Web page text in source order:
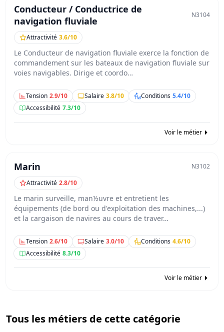
Conducteur / Conductrice de
navigation fluviale
N3104
Attractivité 3.6/10
Le Conducteur de navigation fluviale exerce la fonction de
commandement sur les bateaux de navigation fluviale sur
voies navigables. Dirige et coordo…
Tension 2.9/10 Salaire 3.8/10 Conditions 5.4/10
Accessibilité 7.3/10
Voir le métier
Marin
N3102
Attractivité 2.8/10
Le marin surveille, man½uvre et entretient les
équipements (de bord ou d'exploitation des machines,...)
et la cargaison de navires au cours de traver…
Tension 2.6/10 Salaire 3.0/10 Conditions 4.6/10
Accessibilité 8.3/10
Voir le métier
Tous les métiers de cette catégorie